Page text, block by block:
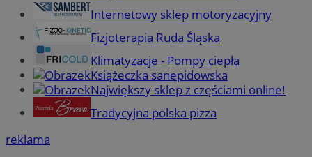
Internetowy sklep motoryzacyjny
Fizjoterapia Ruda Śląska
Klimatyzacje - Pompy ciepła
Książeczka sanepidowska
Największy sklep z częściami online!
Tradycyjna polska pizza
reklama